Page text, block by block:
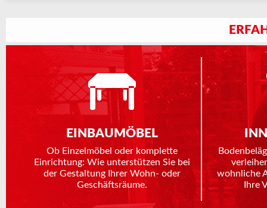
EINBAUMÖBEL
Ob Einzelmöbel oder komplette
Einrichtung: Wie unterstützen Sie bei
der Gestaltung Ihrer Wohn- oder
Geschäftsräume.
wohnliche
Ihre